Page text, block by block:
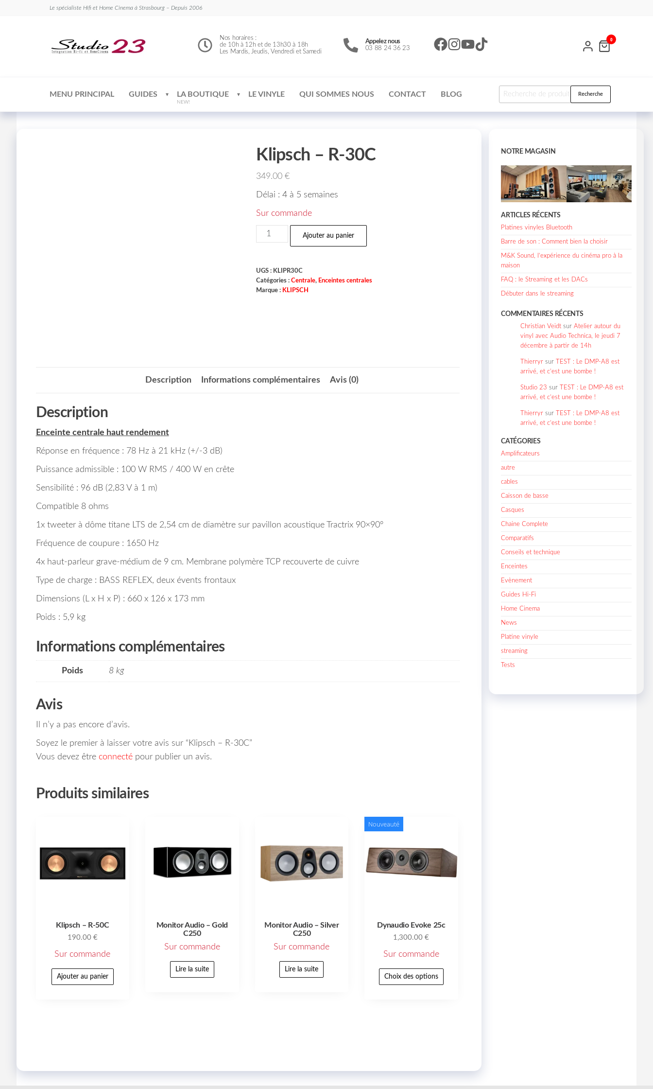
Le spécialiste Hifi et Home Cinema à Strasbourg – Depuis 2006
Nos horaires :
de 10h à 12h et de 13h30 à 18h
Les Mardis, Jeudis, Vendredi et Samedi
Appelez nous
03 88 24 36 23
0
MENU PRINCIPAL GUIDES LA BOUTIQUE
NEW!
LE VINYLE QUI SOMMES NOUS CONTACT BLOG Recherche
Klipsch – R-30C
349.00€
Délai : 4 à 5 semaines
Sur commande
Ajouter au panier
UGS : KLIPR30C
Catégories :Centrale, Enceintes centrales
Marque : KLIPSCH
Description Informations complémentaires Avis (0)
Description
Enceinte centrale haut rendement
Réponse en fréquence : 78 Hz à 21 kHz (+/-3 dB)
Puissance admissible : 100 W RMS / 400 W en crête
Sensibilité : 96 dB (2,83 V à 1 m)
Compatible 8 ohms
1x tweeter à dôme titane LTS de 2,54 cm de diamètre sur pavillon acoustique Tractrix 90×90°
Fréquence de coupure : 1650 Hz
4x haut-parleur grave-médium de 9 cm. Membrane polymère TCP recouverte de cuivre
Type de charge : BASS REFLEX, deux évents frontaux
Dimensions (L x H x P) : 660 x 126 x 173 mm
Poids : 5,9 kg
Informations complémentaires
Poids 8 kg
Avis
Il n’y a pas encore d’avis.
Soyez le premier à laisser votre avis sur “Klipsch – R-30C”
Vous devez être connectépour publier un avis.
Produits similaires
Klipsch – R-50C
190.00 €
Sur commande
Ajouter au panier
Monitor Audio – Gold
C250
Sur commande
Lire la suite
Monitor Audio – Silver
C250
Sur commande
Lire la suite
Nouveauté
Dynaudio Evoke 25c
1,300.00€
Sur commande
Choix des options
NOTRE MAGASIN
ARTICLES RÉCENTS
Platines vinyles Bluetooth
Barre de son : Comment bien la choisir
M&K Sound, l’expérience du cinéma pro à la
maison
FAQ : le Streaming et les DACs
Débuter dans le streaming
COMMENTAIRES RÉCENTS
Christian Veidt surAtelier autour du
vinyl avec Audio Technica, le jeudi 7
décembre à partir de 14h
Thierryr sur
TEST : Le DMP-A8 est
arrivé, et c’est une bombe !
Studio 23 sur
TEST : Le DMP-A8 est
arrivé, et c’est une bombe !
Thierryr sur
TEST : Le DMP-A8 est
arrivé, et c’est une bombe !
CATÉGORIES
Amplificateurs
autre
cables
Caisson de basse
Casques
Chaine Complete
Comparatifs
Conseils et technique
Enceintes
Evènement
Guides Hi-Fi
Home Cinema
News
Platine vinyle
streaming
Tests